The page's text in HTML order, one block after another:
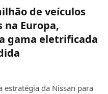
de veículos
Europa,
gama eletrificada
estratégia da Nissan para